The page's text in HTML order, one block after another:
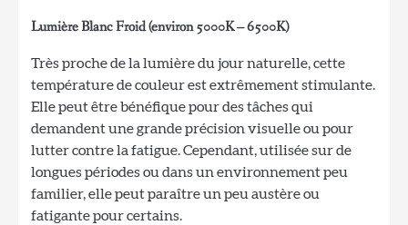
Lumière Blanc Froid (environ 5000K – 6500K)
Très proche de la lumière du jour naturelle, cette
température de couleur est extrêmement stimulante.
Elle peut être bénéfique pour des tâches qui
demandent une grande précision visuelle ou pour
lutter contre la fatigue. Cependant, utilisée sur de
longues périodes ou dans un environnement peu
familier, elle peut paraître un peu austère ou
fatigante pour certains.